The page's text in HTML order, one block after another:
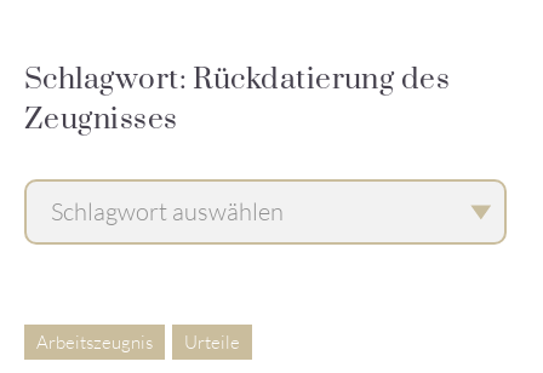
Arbeitsrecht
Schlagwort: Rückdatierung des
Zeugnisses
Arbeitszeugnis Urteile